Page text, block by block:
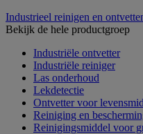
Industrieel reinigen en
Bekijk de hele productgroep
Industriële ontvetter
Industriële reiniger
Las onderhoud
Lekdetectie
Ontvetter voor
Reiniging en
Reinigingsmiddel voor